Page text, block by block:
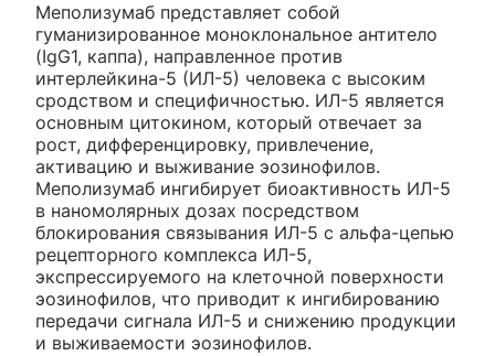
Меполизумаб представляет собой
гуманизированное моноклональное антитело
(IgG1, каппа), направленное против
интерлейкина-5 (ИЛ-5) человека с высоким
сродством и специфичностью. ИЛ-5 является
основным цитокином, который отвечает за
рост, дифференцировку, привлечение,
активацию и выживание эозинофилов.
Меполизумаб ингибирует биоактивность ИЛ-5
в наномолярных дозах посредством
блокирования связывания ИЛ-5 с альфа-цепью
рецепторного комплекса ИЛ-5,
экспрессируемого на клеточной поверхности
эозинофилов, что приводит к ингибированию
передачи сигнала ИЛ-5 и снижению продукции
и выживаемости эозинофилов.